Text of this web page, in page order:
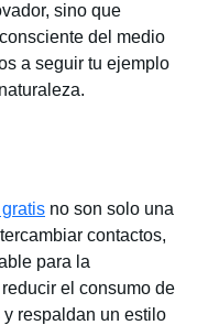
sino que
del medio
a seguir tu ejemplo
no son solo una
contactos,
para la
el consumo de
respaldan un estilo